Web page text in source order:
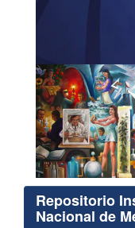
Repositorio
Nacional de